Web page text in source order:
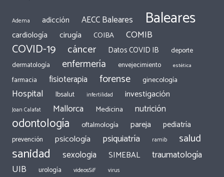
Adema adicción AECC Baleares Baleares
cardiología cirugía COIBA COMIB
COVID-19 cáncer Datos COVID IB
deporte
dermatología
enfermería envejecimiento estética
farmacia fisioterapia forense ginecología
Hospital Ibsalut infertilidad investigación
Joan Calafat Mallorca Medicina nutrición
odontología oftalmología pareja pediatría
prevención psicología psiquiatría ramib salud
sanidad sexologia SIMEBAL traumatología
UIB urología videosSiF virus